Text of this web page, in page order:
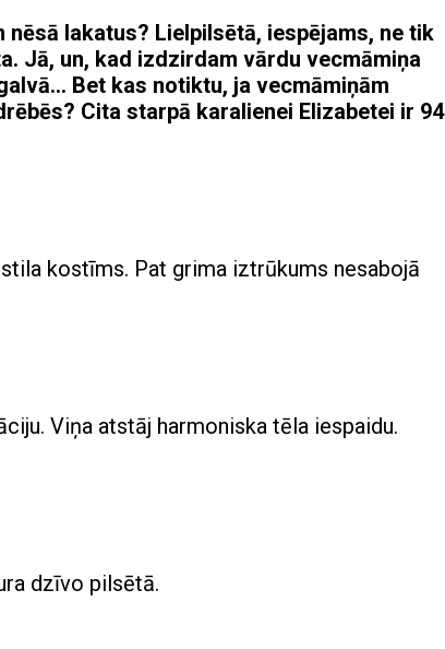
lakatus? Lielpilsētā, iespējams, ne tik
Jā, un, kad izdzirdam vārdu vecmāmiņa
Bet kas notiktu, ja vecmāmiņām
Cita starpā karalienei Elizabetei ir 94
kostīms. Pat grima iztrūkums nesabojā
Viņa atstāj harmoniska tēla iespaidu.
dzīvo pilsētā.